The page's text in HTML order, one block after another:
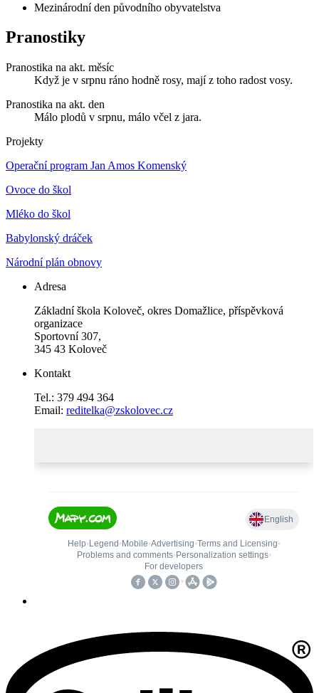
Mezinárodní den původního obyvatelstva
Pranostiky
Pranostika na akt. měsíc
Když je v srpnu ráno hodně rosy, mají z toho radost vosy.
Pranostika na akt. den
Málo plodů v srpnu, málo včel z jara.
Projekty
Operační program Jan Amos Komenský
Ovoce do škol
Mléko do škol
Babylonský dráček
Národní plán obnovy
Adresa
Základní škola Koloveč, okres Domažlice, příspěvková
organizace
Sportovní 307,
345 43 Koloveč
Kontakt
Tel.: 379 494 364
Email: reditelka@zskolovec.cz